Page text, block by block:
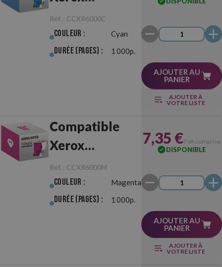
6000/6010
Cyan
Réf. : CCXR6000C
Couleur : Cyan
Durée (pages) : 1 000p.
AJOUTER AU
PANIER
AJOUTER À
VOTRE LISTE
Compatible
Xerox
6000/6010
Magenta
Réf. : CCXR6000M
Couleur : Magenta
Durée (pages) : 1 000p.
7,35 €TVA comprise
DISPONIBLE
AJOUTER AU
PANIER
AJOUTER À
VOTRE LISTE